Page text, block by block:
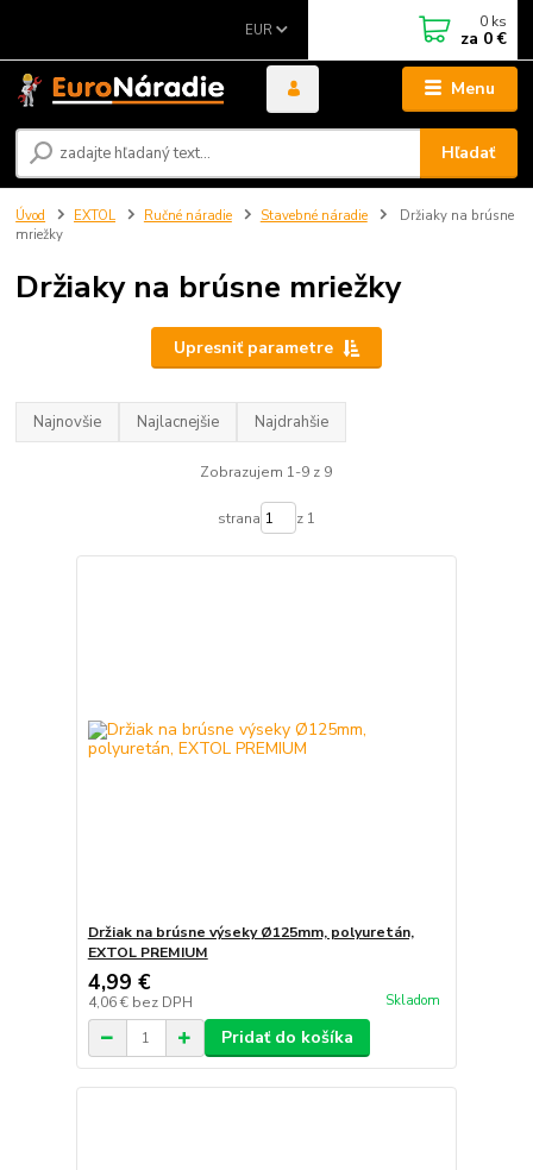
Menu
EUR
Hľadať
0 ks
za 0 €
Úvod EXTOL Ručné náradie Stavebné náradie
Držiaky na brúsne
mriežky
Držiaky na brúsne mriežky
Upresniť parametre
Najnovšie Najlacnejšie Najdrahšie
Zobrazujem 1-9 z 9
strana z 1
Držiak na brúsne výseky Ø125mm, polyuretán,
EXTOL PREMIUM
4,99 €
4,06 € bez DPH Skladom
Pridať do košíka